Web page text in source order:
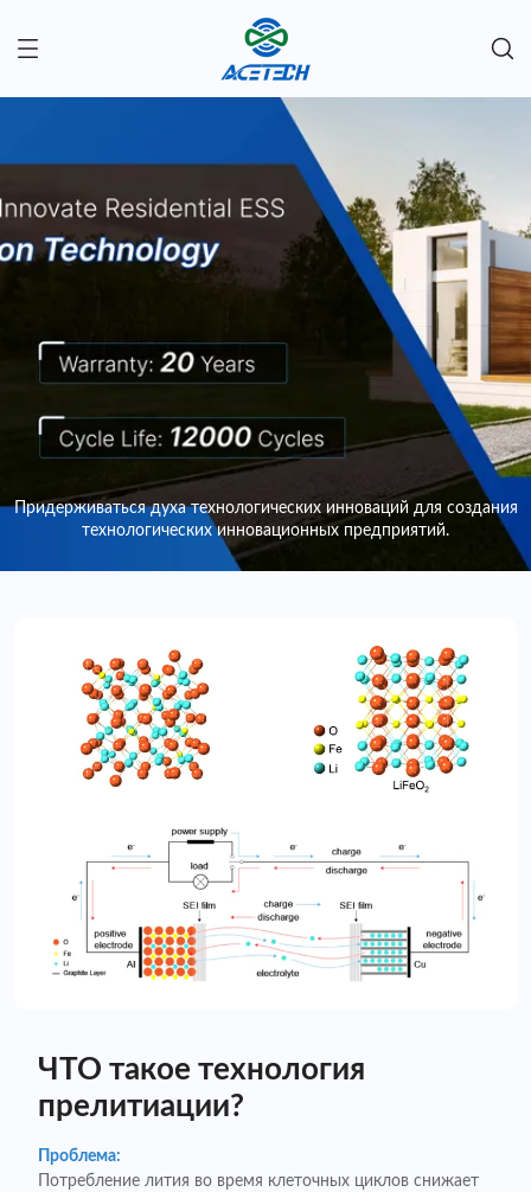
Придерживаться духа технологических инноваций для создания
технологических инновационных предприятий.
ЧТО такое технология
прелитиации?
Проблема:
Потребление лития во время клеточных циклов снижает